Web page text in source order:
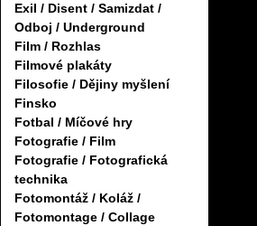
Exil / Disent / Samizdat /
Odboj / Underground
Film / Rozhlas
Filmové plakáty
Filosofie / Dějiny myšlení
Finsko
Fotbal / Míčové hry
Fotografie / Film
Fotografie / Fotografická
technika
Fotomontáž / Koláž /
Fotomontage / Collage